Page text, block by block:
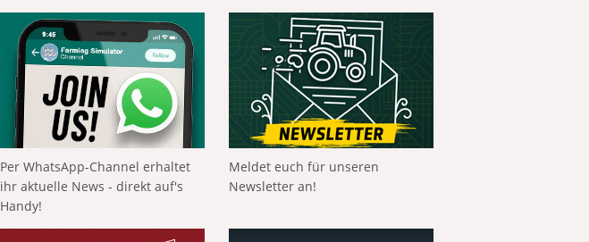
Per WhatsApp-Channel erhaltet
ihr aktuelle News - direkt auf's
Handy!
Meldet euch für unseren
Newsletter an!